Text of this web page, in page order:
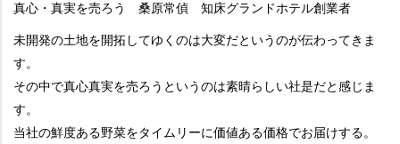
真心・真実を売ろう 桑原常偵 知床グランドホテル創業者
未開発の土地を開拓してゆくのは大変だというのが伝わってきま
す。
その中で真心真実を売ろうというのは素晴らしい社是だと感じま
す。
当社の鮮度ある野菜をタイムリーに価値ある価格でお届けする。